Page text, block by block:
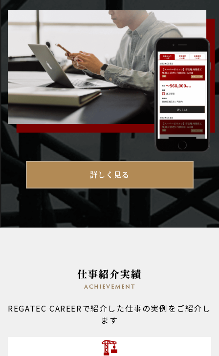
詳しく見る
仕事紹介実績
achievement
REGATEC CAREERで紹介した仕事の実例をご紹介し
ます